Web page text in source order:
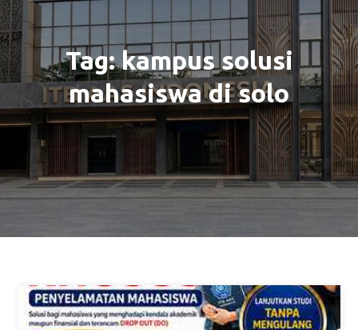
Tag:kampus solusi
mahasiswa di solo